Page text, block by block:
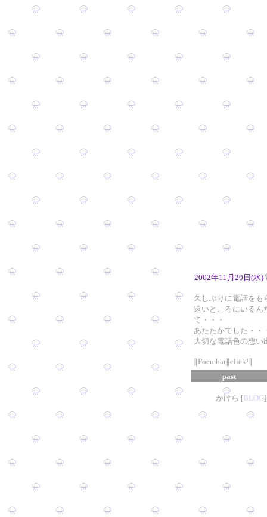
2002年11月20日(水)
久しぶりに電話をも
遠いところにいるん
て・・・
あたたかでした・・
大切な電話色の想い
∥Poembar∥click!∥
past
かけら [BLOG